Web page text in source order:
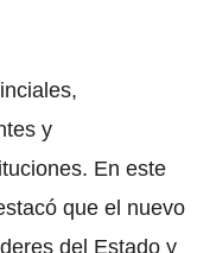
y
En este
que el nuevo
del Estado y